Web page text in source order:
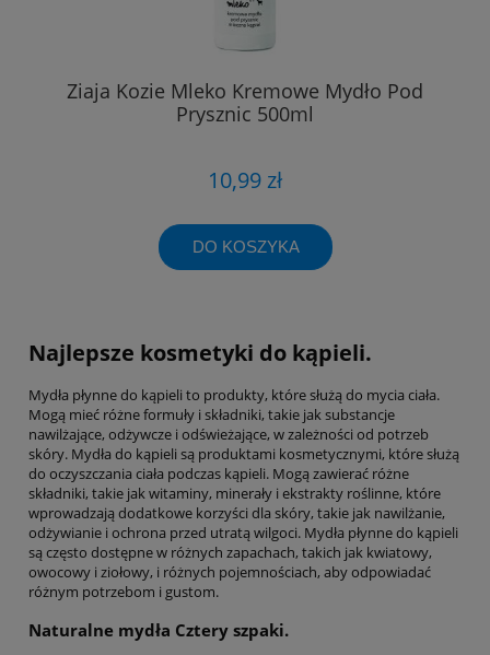
Ziaja Kozie Mleko Kremowe Mydło Pod
Prysznic 500ml
10,99 zł
DO KOSZYKA
Najlepsze kosmetyki do kąpieli.
Mydła płynne do kąpieli to produkty, które służą do mycia ciała.
Mogą mieć różne formuły i składniki, takie jak substancje
nawilżające, odżywcze i odświeżające, w zależności od potrzeb
skóry. Mydła do kąpieli są produktami kosmetycznymi, które służą
do oczyszczania ciała podczas kąpieli. Mogą zawierać różne
składniki, takie jak witaminy, minerały i ekstrakty roślinne, które
wprowadzają dodatkowe korzyści dla skóry, takie jak nawilżanie,
odżywianie i ochrona przed utratą wilgoci. Mydła płynne do kąpieli
są często dostępne w różnych zapachach, takich jak kwiatowy,
owocowy i ziołowy, i różnych pojemnościach, aby odpowiadać
różnym potrzebom i gustom.
Naturalne mydła Cztery szpaki.